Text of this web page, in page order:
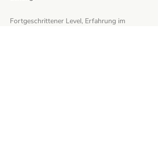
Fortgeschrittener Level, Erfahrung im